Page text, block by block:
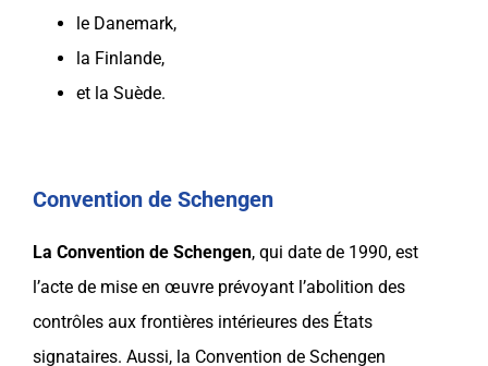
le Danemark,
la Finlande,
et la Suède.
Convention de Schengen
La Convention de Schengen, qui date de 1990, est
l’acte de mise en œuvre prévoyant l’abolition des
contrôles aux frontières intérieures des États
signataires. Aussi, la Convention de Schengen